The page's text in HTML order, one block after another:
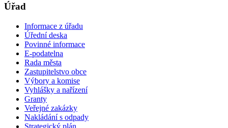
Úřad
Informace z úřadu
Úřední deska
Povinné informace
E-podatelna
Rada města
Zastupitelstvo obce
Výbory a komise
Vyhlášky a nařízení
Granty
Veřejné zakázky
Nakládání s odpady
Strategický plán